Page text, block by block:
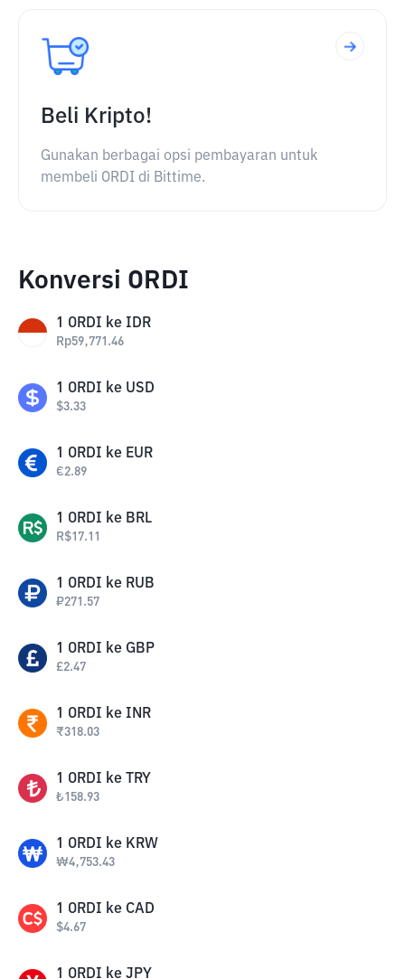
Beli Kripto!
Gunakan berbagai opsi pembayaran untuk
membeli ORDI di Bittime.
Konversi ORDI
1 ORDI ke IDR
Rp59,771.46
1 ORDI ke USD
$3.33
1 ORDI ke EUR
€2.89
1 ORDI ke BRL
R$17.11
1 ORDI ke RUB
₽271.57
1 ORDI ke GBP
£2.47
1 ORDI ke INR
₹318.03
1 ORDI ke TRY
₺158.93
1 ORDI ke KRW
₩4,753.43
1 ORDI ke CAD
$4.67
1 ORDI ke JPY